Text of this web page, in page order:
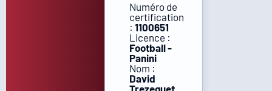
Numéro de
certification
: 1100651
Licence :
Football -
Panini
Nom :
David